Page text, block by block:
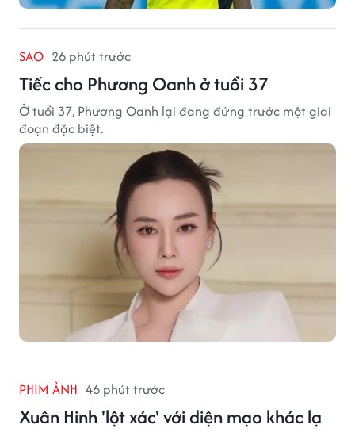
SAO 26 phút trước
Tiếc cho Phương Oanh ở tuổi 37
Ở tuổi 37, Phương Oanh lại đang đứng trước một giai
đoạn đặc biệt.
PHIM ẢNH 46 phút trước
Xuân Hinh 'lột xác' với diện mạo khác lạ